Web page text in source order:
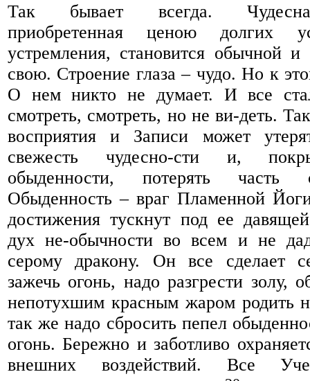
Так бывает всегда.
приобретенная ценою долгих
устремления, становится обычной и
свою. Строение глаза – чудо. Но к
О нем никто не думает. И все
смотреть, смотреть, но не ви-деть.
восприятия и Записи может
свежесть чудесно-сти и,
обыденности, потерять часть
Обыденность – враг Пламенной
достижения тускнут под ее
дух не-обычности во всем и не
серому дракону. Он все
зажечь огонь, надо разгрести золу,
непотухшим красным жаром родить
так же надо сбросить пепел
огонь. Бережно и заботливо
внешних воздействий. Все